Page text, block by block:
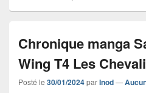
Chronique manga
Wing T4 Les
Posté le 30/01/2024parInod—